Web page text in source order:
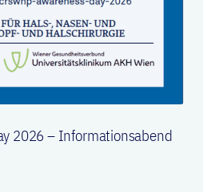
2026 – Informationsabend